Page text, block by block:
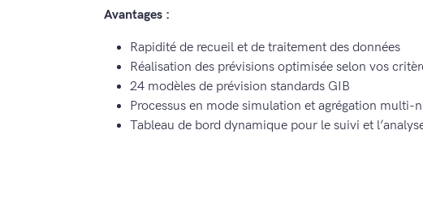
Avantages :
Rapidité de recueil et de traitement des données
Réalisation des prévisions optimisée selon vos
24 modèles de prévision standards GIB
Processus en mode simulation et agrégation multi-
Tableau de bord dynamique pour le suivi et